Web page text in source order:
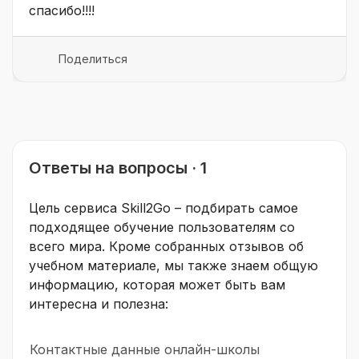
спасибо!!!!
Поделиться
Ответы на вопросы · 1
Цель сервиса Skill2Go – подбирать самое
подходящее обучение пользователям со
всего мира. Кроме собранных отзывов об
учебном материале, мы также знаем общую
информацию, которая может быть вам
интересна и полезна:
Контактные данные онлайн-школы